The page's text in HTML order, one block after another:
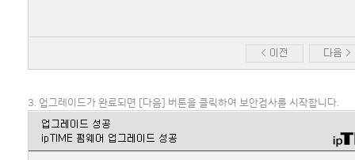
3. 업그레이드가 완료되면 [다음] 버튼을 클릭하여 보안검사를 시작합니다.